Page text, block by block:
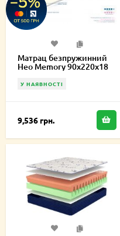
Матрац безпружинний
Нео Memory 90х220х18
У НАЯВНОСТІ
9,536 грн.